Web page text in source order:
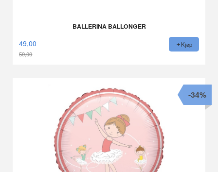
BALLERINA BALLONGER
49,00
59,00
Kjøp
-34%